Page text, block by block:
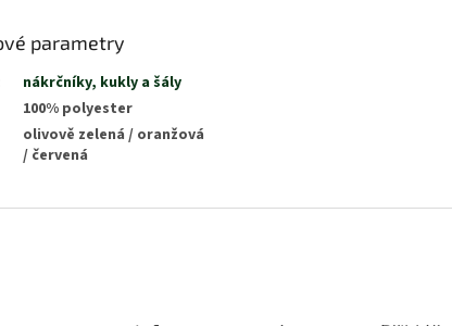
parametry
nákrčníky, kukly a šály
100% polyester
olivově zelená / oranžová
/ červená